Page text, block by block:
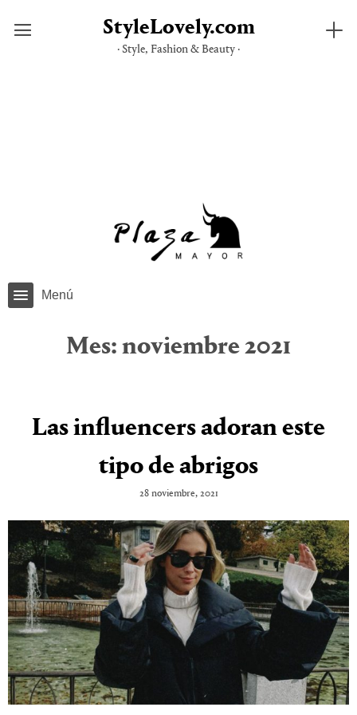
StyleLovely.com
· Style, Fashion & Beauty ·
Menú
Mes: noviembre 2021
Las influencers adoran este
tipo de abrigos
28 noviembre, 2021